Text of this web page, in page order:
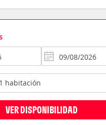
VER DISPONIBILIDAD